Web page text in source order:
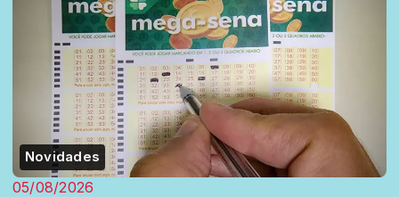
Novidades
05/08/2026